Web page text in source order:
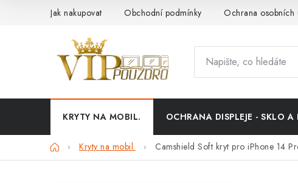
Jak nakupovat Obchodní podmínky Ochrana osobních
KRYTY NA MOBIL. OCHRANA DISPLEJE - SKLO A
DomůKryty na mobil. Camshield Soft kryt pro iPhone 14